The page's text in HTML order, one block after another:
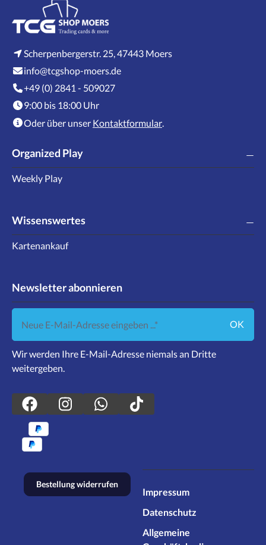
Scherpenbergerstr. 25, 47443 Moers
info@tcgshop-moers.de
+49 (0) 2841 - 509027
9:00 bis 18:00 Uhr
Oder über unser Kontaktformular
Organized Play
Weekly Play
Wissenswertes
Kartenankauf
Newsletter abonnieren
Neue E-Mail-Adresse eingeben ...
OK
Wir werden Ihre E-Mail-Adresse niemals an Dritte
weitergeben.
Bestellung widerrufen
Impressum
Datenschutz
Allgemeine